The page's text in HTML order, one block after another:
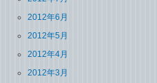
2012年6月
2012年5月
2012年4月
2012年3月